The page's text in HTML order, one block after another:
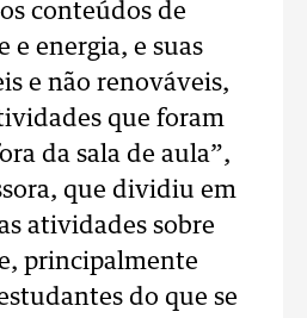
conteúdos de
e energia, e suas
e não renováveis,
que foram
da sala de aula”,
que dividiu em
atividades sobre
principalmente
do que se